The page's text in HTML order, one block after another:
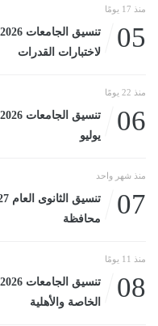
منذ 17 يومًا
05
لاختبارات القدرات
منذ 22 يومًا
06
يوليو
منذ شهر واحد
07
محافظة
منذ 11 يومًا
08
الخاصة والأهلية